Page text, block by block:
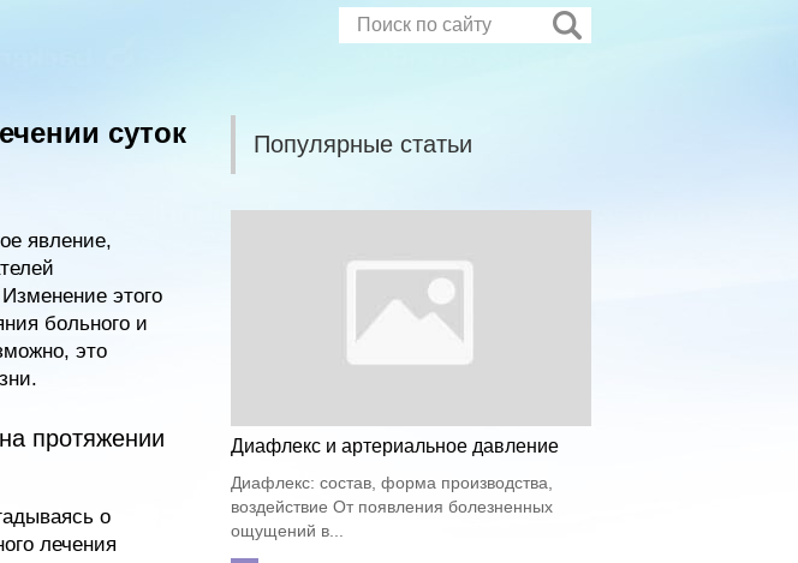
суток
явление,
этого
больного и
это
протяжении
о
лечения
Популярные статьи
Диафлекс и артериальное давление
Диафлекс: состав, форма производства,
воздействие От появления болезненных
ощущений в...